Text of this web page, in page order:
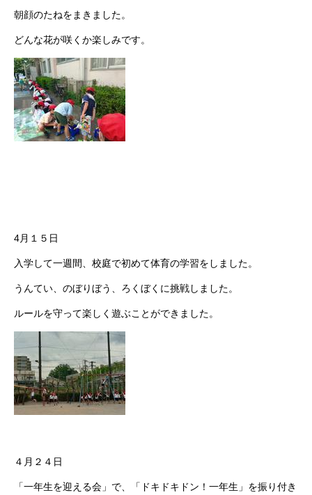
朝顔のたねをまきました。
どんな花が咲くか楽しみです。
4月１５日
入学して一週間、校庭で初めて体育の学習をしました。
うんてい、のぼりぼう、ろくぼくに挑戦しました。
ルールを守って楽しく遊ぶことができました。
４月２４日
「一年生を迎える会」で、「ドキドキドン！一年生」を振り付き